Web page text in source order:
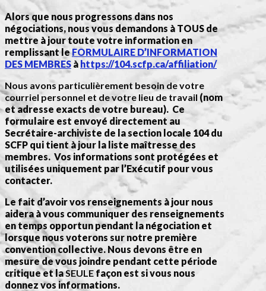
Alors que nous progressons dans nos
négociations, nous vous demandons à TOUS de
mettre à jour toute votre information en
remplissant leFORMULAIRE D’INFORMATION
DES MEMBRES à https://104.scfp.ca/affiliation/
Nous avons particulièrement besoin de votre
courriel personnel et de votre lieu de travail (nom
et adresse exacts de votre bureau). Ce
formulaire est envoyé directement au
Secrétaire-archiviste de la section locale 104 du
SCFP qui tient à jour la liste maîtresse des
membres. Vos informations sont protégées et
utilisées uniquement par l’Exécutif pour vous
contacter.
Le fait d’avoir vos renseignements à jour nous
aidera à vous communiquer des renseignements
en temps opportun pendant la négociation et
lorsque nous voterons sur notre première
convention collective. Nous devons être en
mesure de vous joindre pendant cette période
critique et laSEULE façon est si vous nous
donnez vos informations.